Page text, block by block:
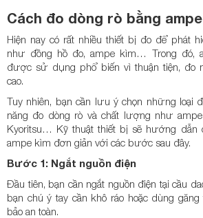
Cách đo dòng rò bằng
Hiện nay có rất nhiều thiết bị đo để phát
như đồng hồ đo, ampe kìm… Trong đó,
được sử dụng phổ biến vì thuận tiện, đo
cao.
Tuy nhiên, bạn cần lưu ý chọn những loại
năng đo dòng rò và chất lượng như
Kyoritsu… Kỹ thuật thiết bị sẽ hướng dẫn
ampe kìm đơn giản với các bước sau đây.
Bước 1: Ngắt nguồn điện
Đầu tiên, bạn cần ngắt nguồn điện tại cầu
bạn chú ý tay cần khô ráo hoặc dùng
bảo an toàn.